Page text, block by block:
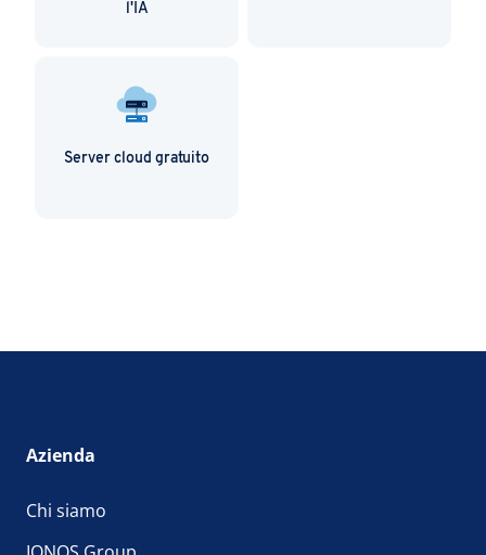
l'IA
Server cloud gratuito
Azienda
Chi siamo